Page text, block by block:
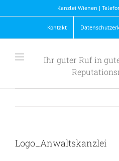
to
Kanzlei Wienen |
Kontakt
Ihr guter Ruf in
Logo_Anwaltskanzlei